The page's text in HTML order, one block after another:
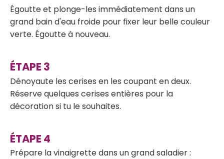
Égoutte et plonge-les immédiatement dans un
grand bain d'eau froide pour fixer leur belle couleur
verte. Égoutte à nouveau.
Dénoyaute les cerises en les coupant en deux.
Réserve quelques cerises entières pour la
décoration si tu le souhaites.
Prépare la vinaigrette dans un grand saladier :